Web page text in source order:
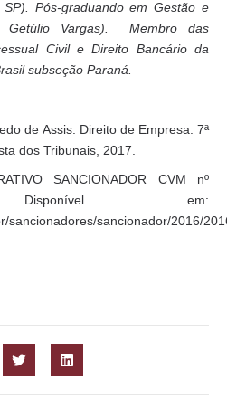
SP). Pós-graduando em Gestão e
Getúlio Vargas). Membro das
Civil e Direito Bancário da
subseção Paraná.
de Assis. Direito de Empresa. 7ª
dos Tribunais, 2017.
SANCIONADOR CVM nº
Disponível em:
sancionadores/sancionador/2016/